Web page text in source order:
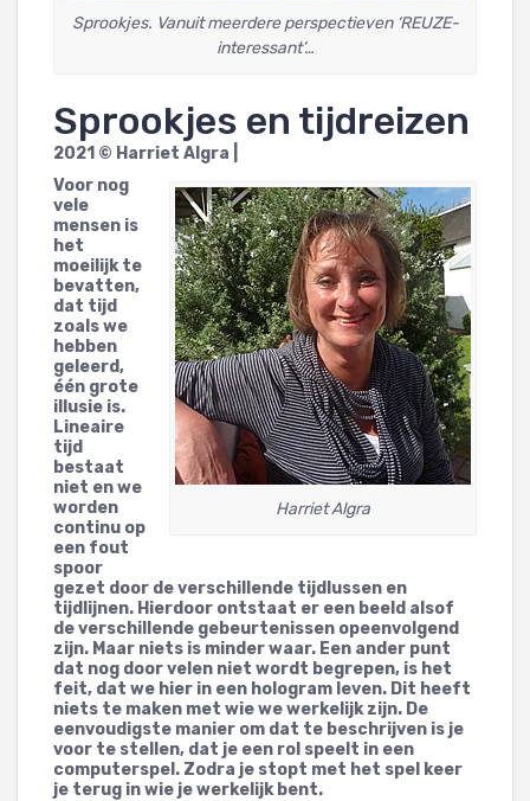
Sprookjes. Vanuit meerdere perspectieven ‘REUZE-
interessant’…
Sprookjes en tijdreizen
2021 © Harriet Algra |
Harriet Algra
Voor nog
vele
mensen is
het
moeilijk te
bevatten,
dat tijd
zoals we
hebben
geleerd,
één grote
illusie is.
Lineaire
tijd
bestaat
niet en we
worden
continu op
een fout
spoor
gezet door de verschillende tijdlussen en
tijdlijnen. Hierdoor ontstaat er een beeld alsof
de verschillende gebeurtenissen opeenvolgend
zijn. Maar niets is minder waar. Een ander punt
dat nog door velen niet wordt begrepen, is het
feit, dat we hier in een hologram leven. Dit heeft
niets te maken met wie we werkelijk zijn. De
eenvoudigste manier om dat te beschrijven is je
voor te stellen, dat je een rol speelt in een
computerspel. Zodra je stopt met het spel keer
je terug in wie je werkelijk bent.